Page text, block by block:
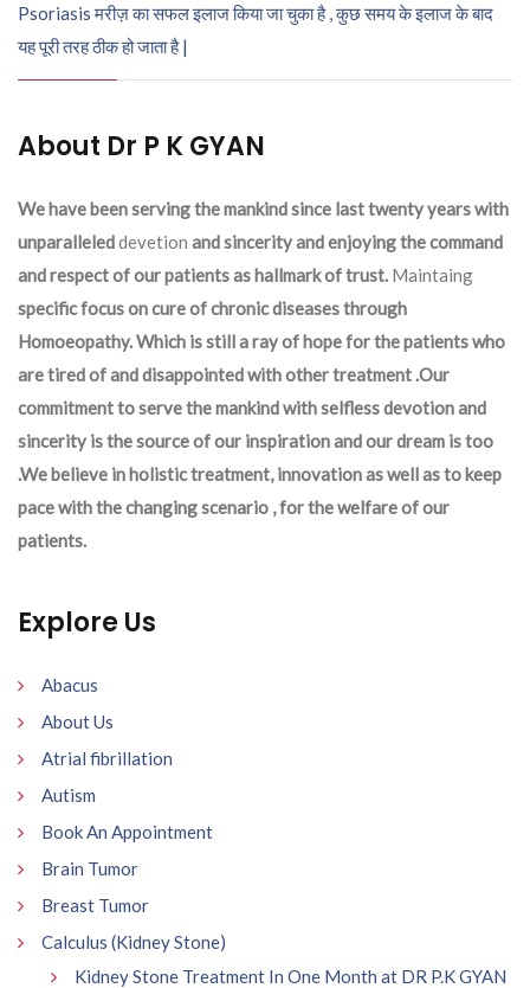
Psoriasis मरीज़ का सफल इलाज किया जा चुका है , कुछ समय के इलाज के बाद
यह पूरी तरह ठीक हो जाता है |
About Dr P K GYAN
We have been serving the mankind since last twenty years with
unparalleleddevetion and sincerity and enjoying the command
and respect of our patients as hallmark of trust. Maintaing
specific focus on cure of chronic diseases through
Homoeopathy. Which is still a ray of hope for the patients who
are tired of and disappointed with other treatment .Our
commitment to serve the mankind with selfless devotion and
sincerity is the source of our inspiration and our dream is too
.We believe in holistic treatment, innovation as well as to keep
pace with the changing scenario , for the welfare of our
patients.
Explore Us
Abacus
About Us
Atrial fibrillation
Autism
Book An Appointment
Brain Tumor
Breast Tumor
Calculus (Kidney Stone)
Kidney Stone Treatment In One Month at DR P.K GYAN